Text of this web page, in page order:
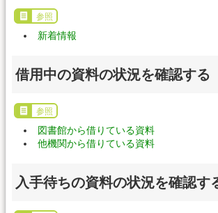
参照
新着情報
借用中の資料の状況を確認する
参照
図書館から借りている資料
他機関から借りている資料
入手待ちの資料の状況を確認す